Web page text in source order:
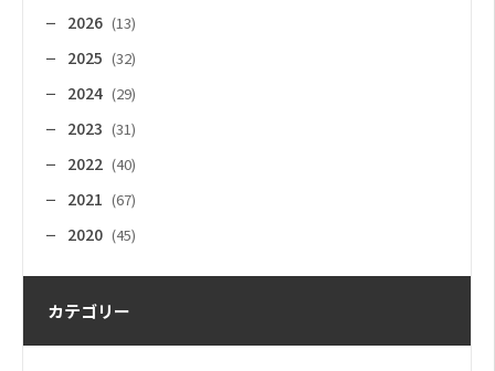
2026 (13)
2025 (32)
2024 (29)
2023 (31)
2022 (40)
2021 (67)
2020 (45)
カテゴリー